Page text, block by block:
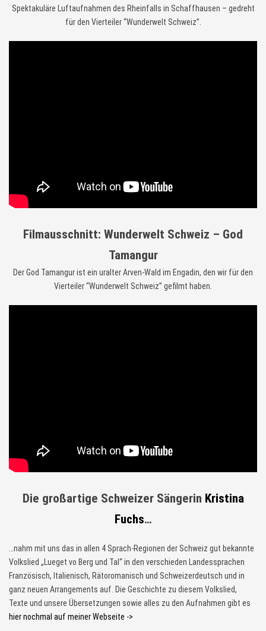
Spektakuläre Luftaufnahmen des Rheinfalls in Schaffhausen – gedreht
für den Vierteiler “Wunderwelt Schweiz”.
Filmausschnitt: Wunderwelt Schweiz – God
Tamangur
Der God Tamangur ist ein uralter Arven-Wald im Engadin, den wir für den
Vierteiler “Wunderwelt Schweiz” gefilmt haben.
Die großartige Schweizer Sängerin Kristina
Fuchs…
…nahm mit uns das in allen 4 Sprach-Regionen der Schweiz gut bekannte
Volkslied „Lueget vo Berg und Tal“ in den verschieden Landessprachen
Französisch, Italienisch, Rätoromanisch und Schweizerdeutsch und in
ganz neuen Arrangements auf. Die Geschichte zu diesem Volkslied,
Texte und unsere Übersetzungen sowie alles zu den Aufnahmen gibt es
hier nochmal auf meiner Webseite ->